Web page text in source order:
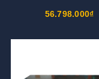
56.798.000₫